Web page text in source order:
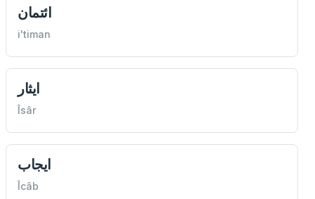
ائتمان
i'timan
ايثار
Îsâr
ايجاب
Îcâb